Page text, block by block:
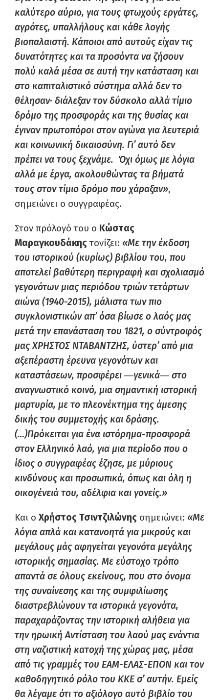
καλύτερο αύριο, για τους φτωχούς εργάτες,
αγρότες, υπαλλήλους και κάθε λογής
βιοπαλαιστή. Κάποιοι από αυτούς είχαν τις
δυνατότητες και τα προσόντα να ζήσουν
πολύ καλά μέσα σε αυτή την κατάσταση και
στο καπιταλιστικό σύστημα αλλά δεν το
θέλησαν· διάλεξαν τον δύσκολο αλλά τίμιο
δρόμο της προσφοράς και της θυσίας και
έγιναν πρωτοπόροι στον αγώνα για λευτεριά
και κοινωνική δικαιοσύνη. Γι’ αυτό δεν
πρέπει να τους ξεχνάμε. Όχι όμως με λόγια
αλλά με έργα, ακολουθώντας τα βήματά
τους στον τίμιο δρόμο που χάραξαν»,
σημειώνει ο συγγραφέας.
Στον πρόλογό του ο Κώστας
Μαραγκουδάκηςτονίζει: «Με την έκδοση
του ιστορικού (κυρίως) βιβλίου του, που
αποτελεί βαθύτερη περιγραφή και σχολιασμό
γεγονότων μιας περιόδου τριών τετάρτων
αιώνα (1940-2015), μάλιστα των πιο
συγκλονιστικών απ’ όσα βίωσε ο λαός μας
μετά την επανάσταση του 1821, ο σύντροφός
μας ΧΡΗΣΤΟΣ ΝΤΑΒΑΝΤΖΗΣ, ύστερ’ από μια
αξεπέραστη έρευνα γεγονότων και
καταστάσεων, προσφέρει ―γενικά― στο
αναγνωστικό κοινό, μια σημαντική ιστορική
μαρτυρία, με το πλεονέκτημα της άμεσης
δικής του συμμετοχής και δράσης.
(…)Πρόκειται για ένα ιστόρημα-προσφορά
στον Ελληνικό λαό, για μια περίοδο που ο
ίδιος ο συγγραφέας έζησε, με μύριους
κινδύνους και προσωπικά, όπως και όλη η
οικογένειά του, αδέλφια και γονείς.»
Και ο Χρήστος Τσιντζιλώνης σημειώνει: «Με
λόγια απλά και κατανοητά για μικρούς και
μεγάλους μάς αφηγείται γεγονότα μεγάλης
ιστορικής σημασίας. Με εύστοχο τρόπο
απαντά σε όλους εκείνους, που στο όνομα
της συναίνεσης και της συμφιλίωσης
διαστρεβλώνουν τα ιστορικά γεγονότα,
παραχαράζοντας την ιστορική αλήθεια για
την ηρωική Αντίσταση του λαού μας ενάντια
στη ναζιστική κατοχή της χώρας μας, μέσα
από τις γραμμές του ΕΑΜ-ΕΛΑΣ-ΕΠΟΝ και τον
καθοδηγητικό ρόλο του ΚΚΕ σ’ αυτήν. Εμείς
θα λέγαμε ότι το αξιόλογο αυτό βιβλίο του